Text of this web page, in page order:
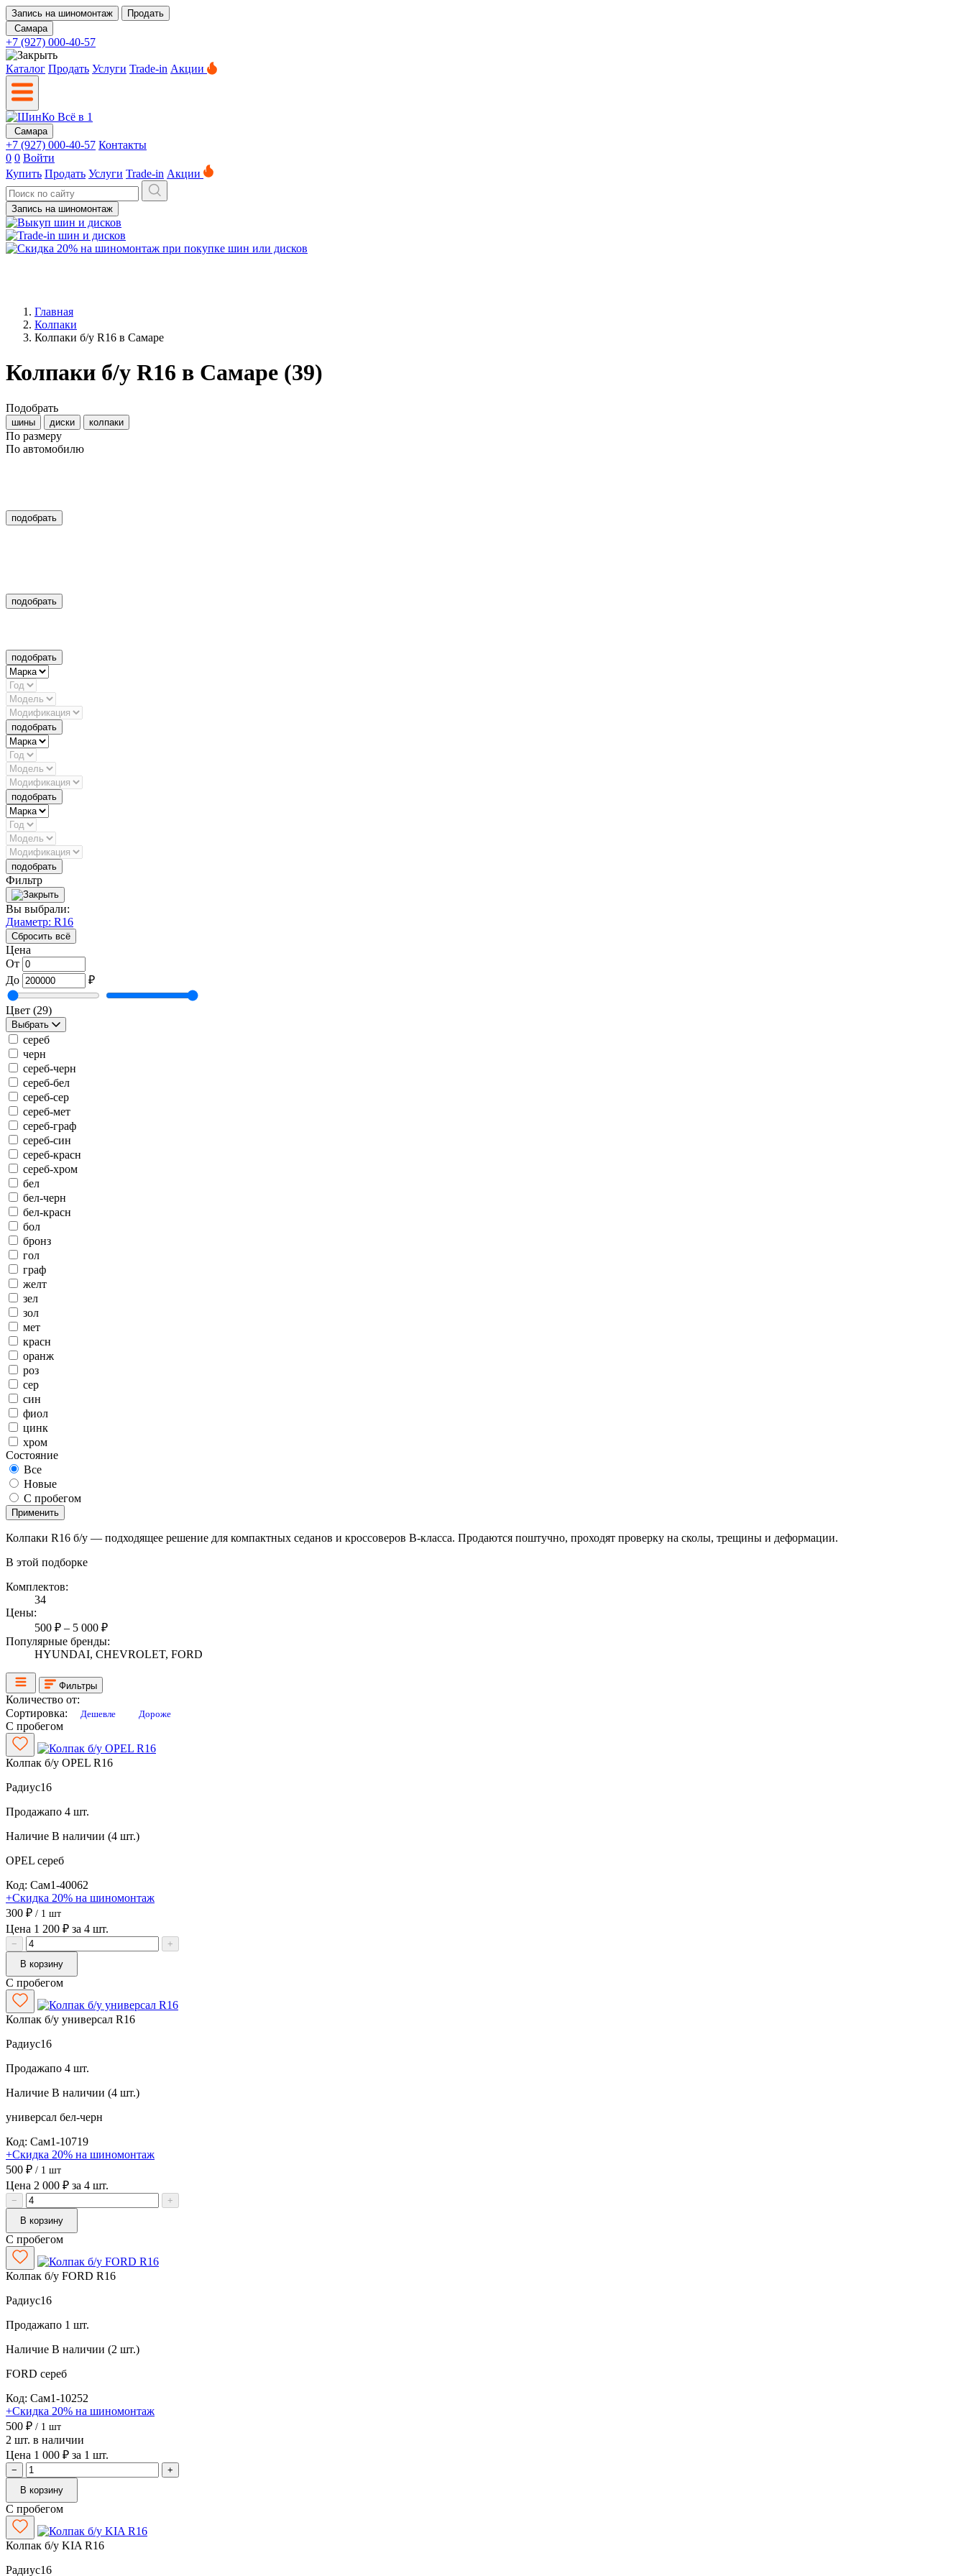
Запись на шиномонтаж
Продать
Самара
+7 (927) 000-40-57
Каталог Продать Услуги Trade-in Акции
Самара
+7 (927) 000-40-57 Контакты
0 0 Войти
Купить Продать Услуги Trade-in Акции
Запись на шиномонтаж
Главная
Колпаки
Колпаки б/у R16 в Самаре
Колпаки б/у R16 в Самаре (39)
Подобрать
шины диски колпаки
По размеру
По автомобилю
подобрать
подобрать
подобрать
подобрать
подобрать
подобрать
Фильтр
Вы выбрали:
Диаметр: R16
Сбросить всё
Цена
От
До
₽
Цвет (29)
Выбрать
сереб
черн
сереб-черн
сереб-бел
сереб-сер
сереб-мет
сереб-граф
сереб-син
сереб-красн
сереб-хром
бел
бел-черн
бел-красн
бол
бронз
гол
граф
желт
зел
зол
мет
красн
оранж
роз
сер
син
фиол
цинк
хром
Состояние
Все
Новые
С пробегом
Применить
Колпаки R16 б/у — подходящее решение для компактных седанов и кроссоверов B-класса. Продаются поштучно, проходят проверку на сколы, трещины и деформации.
В этой подборке
Комплектов:
34
Цены:
500 ₽ – 5 000 ₽
Популярные бренды:
HYUNDAI, CHEVROLET, FORD
Фильтры
Количество от:
Сортировка:
Дешевле Дороже
С пробегом
Колпак б/у OPEL R16
Радиус16
Продажапо 4 шт.
Наличие В наличии (4 шт.)
OPEL сереб
Код: Сам1-40062
+Скидка 20% на шиномонтаж
300 ₽ / 1 шт
Цена 1 200 ₽ за 4 шт.
−
+
В корзину
С пробегом
Колпак б/у универсал R16
Радиус16
Продажапо 4 шт.
Наличие В наличии (4 шт.)
универсал бел-черн
Код: Сам1-10719
+Скидка 20% на шиномонтаж
500 ₽ / 1 шт
Цена 2 000 ₽ за 4 шт.
−
+
В корзину
С пробегом
Колпак б/у FORD R16
Радиус16
Продажапо 1 шт.
Наличие В наличии (2 шт.)
FORD сереб
Код: Сам1-10252
+Скидка 20% на шиномонтаж
500 ₽ / 1 шт
2 шт. в наличии
Цена 1 000 ₽ за 1 шт.
−
+
В корзину
С пробегом
Колпак б/у KIA R16
Радиус16